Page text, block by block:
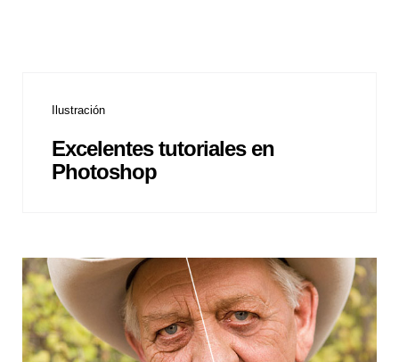
Ilustración
Excelentes tutoriales en
Photoshop